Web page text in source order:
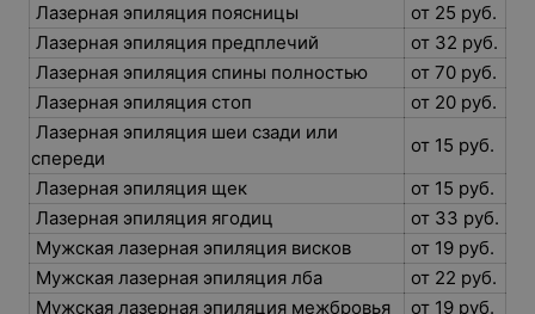
Лазерная эпиляция поясницы
от 25 руб.
Лазерная эпиляция предплечий
от 32 руб.
Лазерная эпиляция спины полностью
от 70 руб.
Лазерная эпиляция стоп
от 20 руб.
Лазерная эпиляция шеи сзади или
спереди
от 15 руб.
Лазерная эпиляция щек
от 15 руб.
Лазерная эпиляция ягодиц
от 33 руб.
Мужская лазерная эпиляция висков
от 19 руб.
Мужская лазерная эпиляция лба
от 22 руб.
Мужская лазерная эпиляция межбровья
от 19 руб.